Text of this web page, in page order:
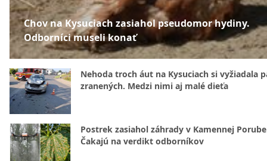
Chov na Kysuciach zasiahol pseudomor hydiny.
Odborníci museli konať
Nehoda troch áut na Kysuciach si vyžiadala
zranených. Medzi nimi aj malé dieťa
Postrek zasiahol záhrady v Kamennej
Čakajú na verdikt odborníkov